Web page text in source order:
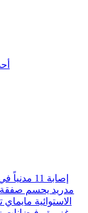
إصابة 11 مدنياً في نجران جراء اعتداءات حوثية بالمقذوفات
مدريد يحسم صفقة
الاستوائية